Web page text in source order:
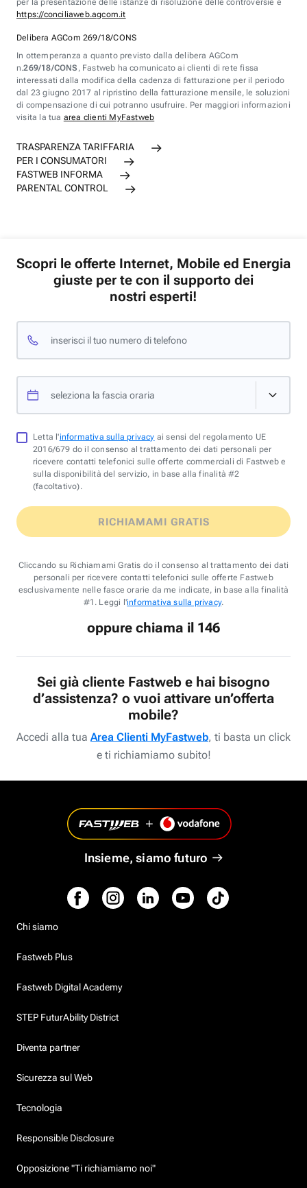
per la presentazione delle istanze di risoluzione delle controversie è
https://conciliaweb.agcom.it
Delibera AGCom 269/18/CONS
In ottemperanza a quanto previsto dalla delibera AGCom
n.269/18/CONS , Fastweb ha comunicato ai clienti di rete fissa
interessati dalla modifica della cadenza di fatturazione per il periodo
dal 23 giugno 2017 al ripristino della fatturazione mensile, le soluzioni
di compensazione di cui potranno usufruire. Per maggiori informazioni
visita la tua area clienti MyFastweb
TRASPARENZA TARIFFARIA
PER I CONSUMATORI
FASTWEB INFORMA
PARENTAL CONTROL
Scopri le offerte Internet, Mobile ed Energia
giuste per te con il supporto dei
nostri esperti!
inserisci il tuo numero di telefono
seleziona la fascia oraria
Letta l'informativa sulla privacy ai sensi del regolamento UE
2016/679 do il consenso al trattamento dei dati personali per
ricevere contatti telefonici sulle offerte commerciali di Fastweb e
sulla disponibilità del servizio, in base alla finalità #2
(facoltativo).
RICHIAMAMI GRATIS
Cliccando su Richiamami Gratis do il consenso al trattamento dei dati
personali per ricevere contatti telefonici sulle offerte Fastweb
esclusivamente nelle fasce orarie da me indicate, in base alla finalità
#1. Leggi l'informativa sulla privacy.
oppure chiama il 146
Sei già cliente Fastweb e hai bisogno
d’assistenza? o vuoi attivare un’offerta
mobile?
Accedi alla tua Area Clienti MyFastweb, ti basta un click
e ti richiamiamo subito!
Insieme, siamo futuro
Chi siamo
Fastweb Plus
Fastweb Digital Academy
STEP FuturAbility District
Diventa partner
Sicurezza sul Web
Tecnologia
Responsible Disclosure
Opposizione "Ti richiamiamo noi"